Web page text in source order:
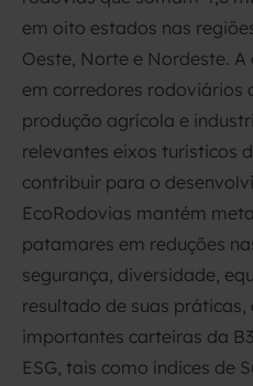
em oito estados nas
Oeste, Norte e Nordeste.
em corredores rodoviários
produção agrícola e
relevantes eixos turísticos
contribuir para o
EcoRodovias mantém
patamares em reduções
segurança, diversidade,
resultado de suas
importantes carteiras da
ESG, tais como índices de